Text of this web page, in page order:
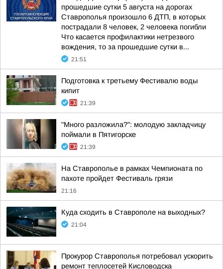
прошедшие сутки 5 августа на дорогах
Ставрополья произошло 6 ДТП, в которых
пострадали 8 человек, 2 человека погибли
Что касается профилактики нетрезвого
вождения, то за прошедшие сутки в...
21:51
Подготовка к третьему Фестивалю воды
кипит
21:39
"Много разложила?": молодую закладчицу
поймали в Пятигорске
21:39
На Ставрополье в рамках Чемпионата по
пахоте пройдет Фестиваль грязи
21:16
Куда сходить в Ставрополе на выходных?
21:04
Прокурор Ставрополья потребовал ускорить
ремонт теплосетей Кисловодска